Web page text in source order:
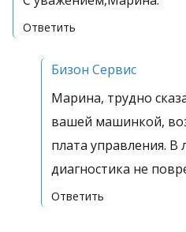
Ответить
Бизон Сервис
Марина, трудно
вашей машинкой,
плата управления. В
диагностика не
Ответить